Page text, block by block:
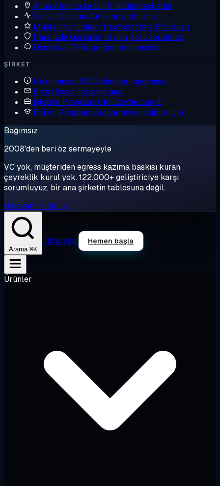
AynaAğımızı kendi IP'nizden test edin
Servis Durumu Anlık erişilebilirlik
Müşteri yorumları Trustpilot'ta 4,6/5 puan
Para İade Garantisi 14 gün, soru sorulmaz
Destek al 7/24, gerçek mühendisler
ŞIRKET
Hakkımızda 2008'den beri bağımsız
Bize Ulaşın İletişime geç
İşletme Programı Cloudzy'de büyüt
Eğitim Programı Araştırma ve ekipler için
Bağımsız
2008'den beri öz sermayeyle
VC yok, müşteriden egress kazıma baskısı kuran
çeyreklik kurul yok. 122.000+ geliştiriciye karşı
sorumluyuz, bir ana şirketin tablosuna değil.
Hikâyemizi oku →
Arama ⌘K
Giriş yap Hemen başla
Ürünler